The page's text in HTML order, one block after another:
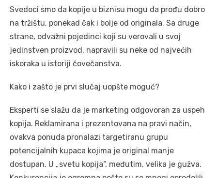
Svedoci smo da kopije u biznisu mogu da prođu dobro
na tržištu, ponekad čak i bolje od originala. Sa druge
strane, odvažni pojedinci koji su verovali u svoj
jedinstven proizvod, napravili su neke od najvećih
iskoraka u istoriji čovečanstva.
Kako i zašto je prvi slučaj uopšte moguć?
Eksperti se slažu da je marketing odgovoran za uspeh
kopija. Reklamirana i prezentovana na pravi način,
ovakva ponuda pronalazi targetiranu grupu
potencijalnih kupaca kojima je original manje
dostupan. U „svetu kopija“, međutim, velika je gužva.